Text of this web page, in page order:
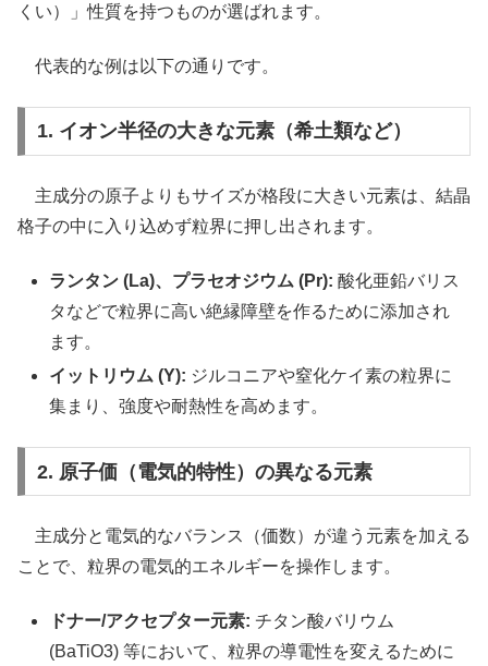
くい）」性質を持つものが選ばれます。
代表的な例は以下の通りです。
1. イオン半径の大きな元素（希土類など）
主成分の原子よりもサイズが格段に大きい元素は、結晶
格子の中に入り込めず粒界に押し出されます。
ランタン (La)、プラセオジウム (Pr): 酸化亜鉛バリス
タなどで粒界に高い絶縁障壁を作るために添加され
ます。
イットリウム (Y): ジルコニアや窒化ケイ素の粒界に
集まり、強度や耐熱性を高めます。
2. 原子価（電気的特性）の異なる元素
主成分と電気的なバランス（価数）が違う元素を加える
ことで、粒界の電気的エネルギーを操作します。
ドナー/アクセプター元素: チタン酸バリウム
(BaTiO3) 等において、粒界の導電性を変えるために